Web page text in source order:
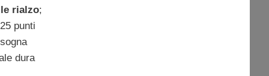
rialzo;
punti
dura